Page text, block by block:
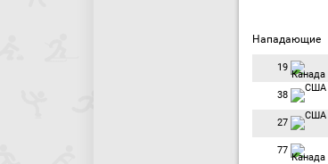
Нападающие
19
38
27
77